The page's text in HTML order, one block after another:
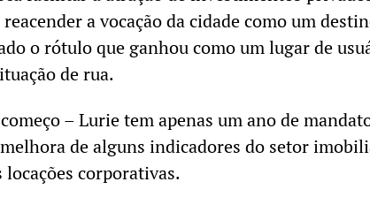
a vocação da cidade como um
o rótulo que ganhou como um lugar de
de rua.
– Lurie tem apenas um ano de
de alguns indicadores do setor
corporativas.